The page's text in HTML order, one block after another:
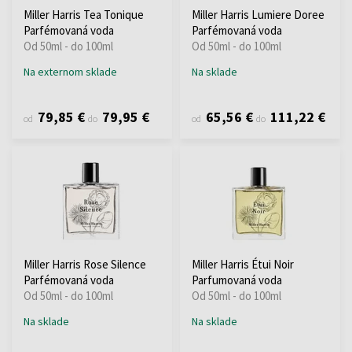
Miller Harris Tea Tonique
Parfémovaná voda
Od 50ml - do 100ml
Na externom sklade
od 79,85 € do 79,95 €
Miller Harris Lumiere Doree
Parfémovaná voda
Od 50ml - do 100ml
Na sklade
od 65,56 € do 111,22 €
Miller Harris Rose Silence
Parfémovaná voda
Od 50ml - do 100ml
Na sklade
Miller Harris Étui Noir
Parfumovaná voda
Od 50ml - do 100ml
Na sklade